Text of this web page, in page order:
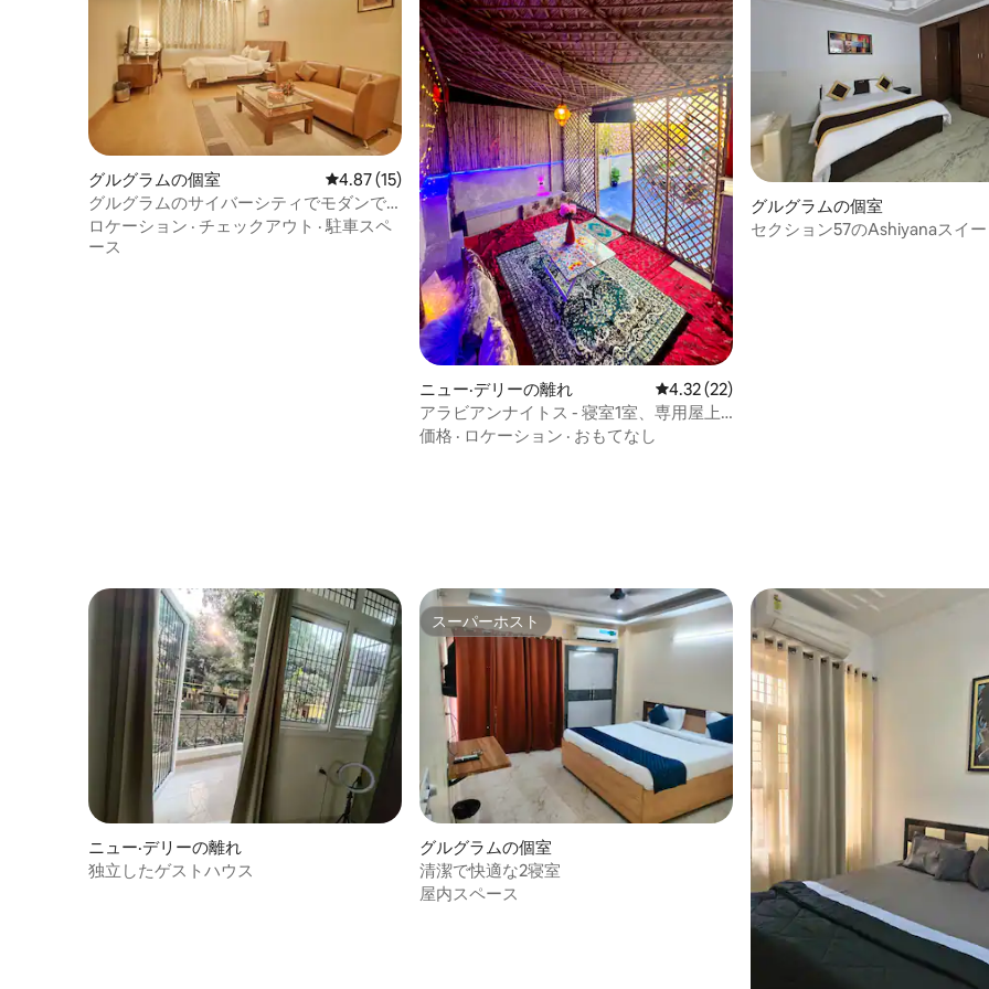
グルグラムの個室 レビュー15件、5つ星中4.87つ星の平均評価
4.87 (15)
グルグラムのサイバーシティでモダンで
快適な滞在
ロケーション · チェックアウト ·駐車スペ
ース
ニュー·デリーの離れ レビュー22件、5つ星中4.32つ星の平均評価
4.32 (22)
アラビアンナイトス - 寝室1室、専用屋上
庭園、プレイステーション
価格 · ロケーション · おもてなし
グルグラムの個室
セクション57のAshiyanaスイ
ニュー·デリーの離れ
独立したゲストハウス
スーパーホスト
スーパーホスト
グルグラムの個室
清潔で快適な2寝室
屋内スペース